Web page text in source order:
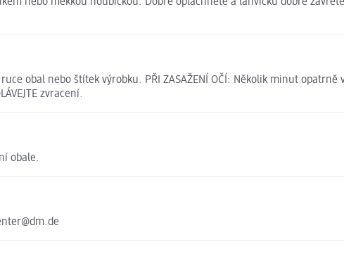
nebo měkkou houbičkou. Dobře opláchněte a lahvičku dobře
obal nebo štítek výrobku. PŘI ZASAŽENÍ OČÍ: Několik minut
zvracení.
obale.